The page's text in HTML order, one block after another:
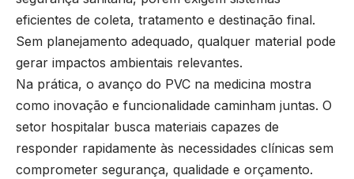
eficientes de coleta, tratamento e destinação final.
Sem planejamento adequado, qualquer material pode
gerar impactos ambientais relevantes.
Na prática, o avanço do PVC na medicina mostra
como inovação e funcionalidade caminham juntas. O
setor hospitalar busca materiais capazes de
responder rapidamente às necessidades clínicas sem
comprometer segurança, qualidade e orçamento.